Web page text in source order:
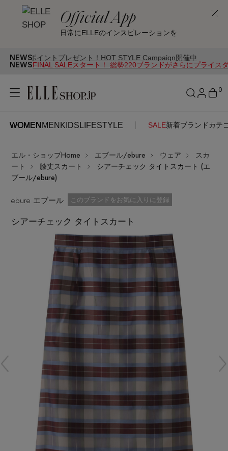
Official App
日常にELLEのインスピレーションを
NEWS
トプレゼント！HOT STYLE Campaign開催中
NEWSFINAL SALEスタート！ 総勢220ブランドがさらにプライス
WOMEN MEN KIDS LIFESTYLE SALE新着ブランド カテ
0
WOMENMENKIDSLIFESTYLE
ITEMS
新着アイテム
再入荷アイテム
ランキング
ブランド
最旬！トレンドワード
【予約】新作ウェアをチェック
【Tシャツ】デイリーに活躍
【日傘】完全遮光・軽量傘
アイテム一覧
ログイン
はじめてご利用の方
新規会員登録
メールマガジン登録
最新トレンドや限定アイテム、セール情報を
いち早くお届けします。
ご登録はこちら
SUPPORT
ご利用ガイド
カスタマーサポート
SEE RESULTS
エル・ショップHome エブール/ebure ウェア
スカ
ート
膝丈スカート
シアーチェック タイトスカート (エ
ブール/ebure)
ebure エブール お気に入り済
このブランドをお気に入りに登録
シアーチェック タイトスカート